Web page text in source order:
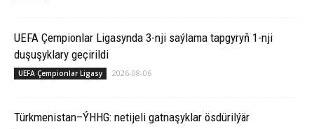
UEFA Çempionlar Ligasynda 3-nji saýlama tapgyryň 1-nji
duşuşyklary geçirildi
UEFA Çempionlar Ligasy 2026-08-06
Türkmenistan–ÝHHG: netijeli gatnaşyklar ösdürilýär